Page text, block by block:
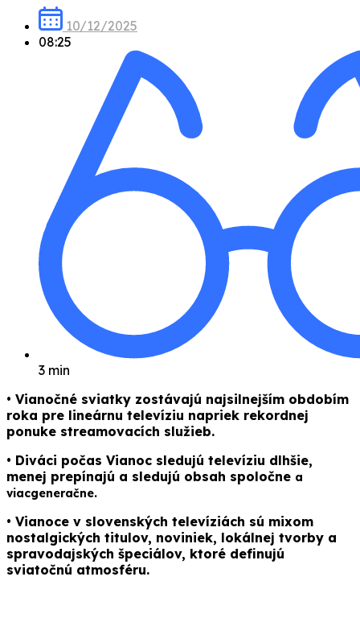
10/12/2025
08:25
3 min
• Vianočné sviatky zostávajú najsilnejším obdobím
roka pre lineárnu televíziu napriek rekordnej
ponuke streamovacích služieb.
• Diváci počas Vianoc sledujú televíziu dlhšie,
menej prepínajú a sledujú obsah spoločne a
viacgeneračne.
• Vianoce v slovenských televíziách sú mixom
nostalgických titulov, noviniek, lokálnej tvorby a
spravodajských špeciálov, ktoré definujú
sviatočnú atmosféru.